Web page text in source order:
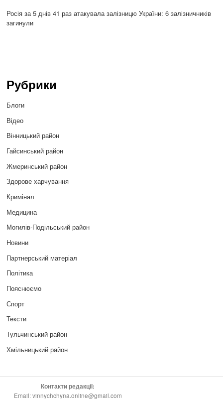
Росія за 5 днів 41 раз атакувала залізницю України: 6 залізничників
загинули
Рубрики
Блоги
Відео
Вінницький район
Гайсинський район
Жмеринський район
Здорове харчування
Кримінал
Медицина
Могилів-Подільський район
Новини
Партнерський матеріал
Політика
Пояснюємо
Спорт
Тексти
Тульчинський район
Хмільницький район
Контакти редакції:
Email: vinnychchyna.online@gmail.com